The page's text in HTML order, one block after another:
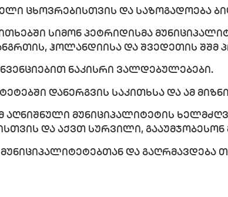
ცხოვრებისთვის და საზოგადოება
სიმონ პეტრიდისმა
ჰოლანდიისა და შვედეთის შშმ
ნაკისრი ვალდებულებები.
დანერგვის საკითხსა და ამ
მუნიციპალიტეტის
და აქვთ სურვილი,
და გაღრმავდება